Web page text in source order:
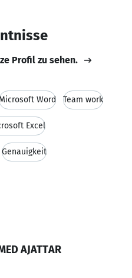
Profil zu sehen.
Word Team work
Excel
Genauigkeit
AJATTAR